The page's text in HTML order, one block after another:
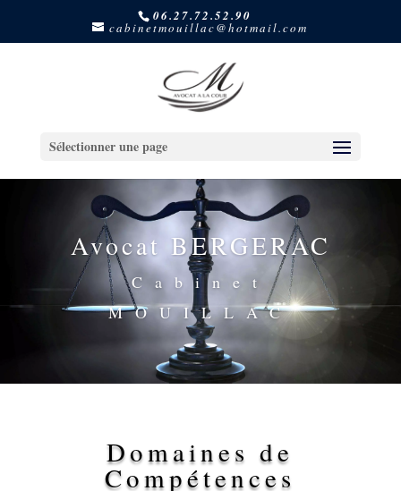
06.27.72.52.90
cabinetmouillac@hotmail.com
Sélectionner une page
Avocat BERGERAC
Cabinet
MOUILLAC
Domaines de
Compétences